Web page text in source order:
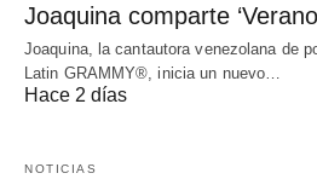
Joaquina comparte
Joaquina, la cantautora venezolana de
Latin GRAMMY®, inicia un nuevo…
Hace 2 días
NOTICIAS